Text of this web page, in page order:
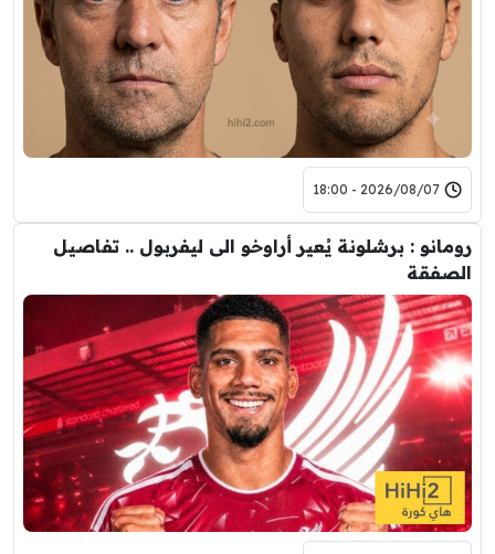
2026/08/07 - 18:00
رومانو : برشلونة يُعير أراوخو الى ليفربول .. تفاصيل
الصفقة